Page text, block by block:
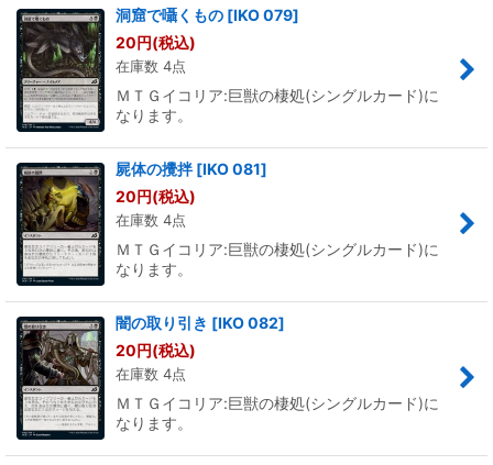
洞窟で囁くもの [IKO 079]
20円(税込)
在庫数 4点
ＭＴＧイコリア:巨獣の棲処(シングルカード)に
なります。
屍体の攪拌 [IKO 081]
20円(税込)
在庫数 4点
ＭＴＧイコリア:巨獣の棲処(シングルカード)に
なります。
闇の取り引き [IKO 082]
20円(税込)
在庫数 4点
ＭＴＧイコリア:巨獣の棲処(シングルカード)に
なります。